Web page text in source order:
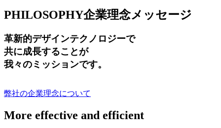
PHILOSOPHY企業理念メッセージ
革新的デザインテクノロジーで
共に成長することが
我々のミッションです。
弊社の企業理念について
More effective and efficient